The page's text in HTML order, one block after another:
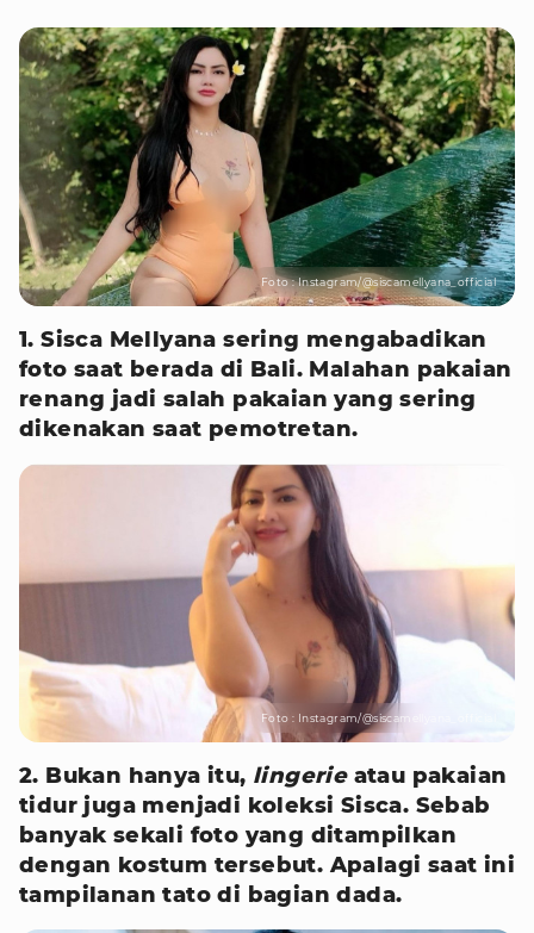
Foto : Instagram/@siscamellyana_official
1. Sisca Mellyana sering mengabadikan
foto saat berada di Bali. Malahan pakaian
renang jadi salah pakaian yang sering
dikenakan saat pemotretan.
Foto : Instagram/@siscamellyana_official
2. Bukan hanya itu, lingerieatau pakaian
tidur juga menjadi koleksi Sisca. Sebab
banyak sekali foto yang ditampilkan
dengan kostum tersebut. Apalagi saat ini
tampilanan tato di bagian dada.